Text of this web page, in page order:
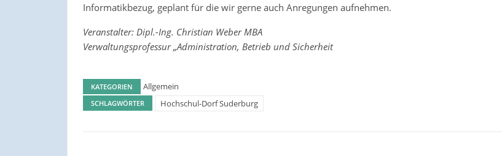
Informatikbezug, geplant für die wir gerne auch Anregungen aufnehmen.
Veranstalter: Dipl.-Ing. Christian Weber MBA
Verwaltungsprofessur „Administration, Betrieb und Sicherheit
KATEGORIEN Allgemein
SCHLAGWÖRTER Hochschul-Dorf Suderburg